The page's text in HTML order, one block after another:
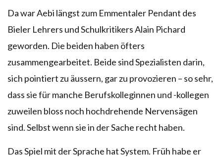
Da war Aebi längst zum Emmentaler Pendant des
Bieler Lehrers und Schulkritikers Alain Pichard
geworden. Die beiden haben öfters
zusammengearbeitet. Beide sind Spezialisten darin,
sich pointiert zu äussern, gar zu provozieren – so sehr,
dass sie für manche Berufskolleginnen und -kollegen
zuweilen bloss noch hochdrehende Nervensägen
sind. Selbst wenn sie in der Sache recht haben.
Das Spiel mit der Sprache hat System. Früh habe er